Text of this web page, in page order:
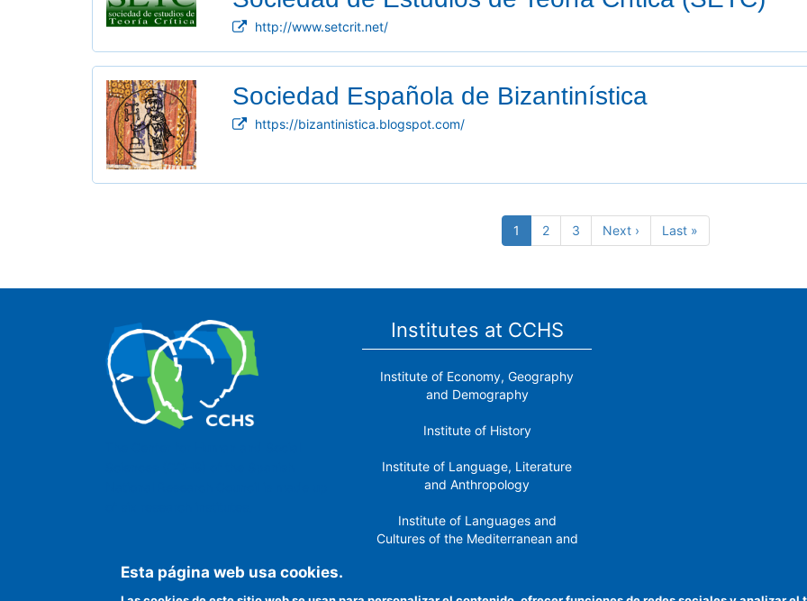
http://www.setcrit.net/
Sociedad Española de Bizantinística
https://bizantinistica.blogspot.com/
Current
page
1 Page
2 Page
3
Next
page
Next ›
Last
page
Last »
Institutes at CCHS
Institute of Economy, Geography
and Demography
Institute of History
Institute of Language, Literature
and Anthropology
Institute of Languages ​​and
Cultures of the Mediterranean and
Institute of Philosophy
Esta página web usa cookies.